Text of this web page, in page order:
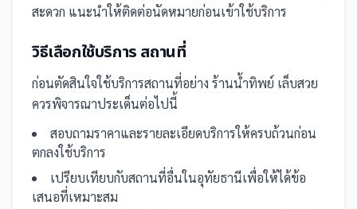
สะดวก แนะนำให้ติดต่อนัดหมายก่อนเข้าใช้บริการ
วิธีเลือกใช้บริการ สถานที่
ก่อนตัดสินใจใช้บริการสถานที่อย่าง ร้านน้ำทิพย์ เล็บสวย
ควรพิจารณาประเด็นต่อไปนี้
สอบถามราคาและรายละเอียดบริการให้ครบถ้วนก่อน
ตกลงใช้บริการ
เปรียบเทียบกับสถานที่อื่นในอุทัยธานีเพื่อให้ได้ข้อ
เสนอที่เหมาะสม